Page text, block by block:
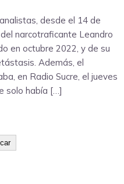
desde el 14 de
narcotraficante Leandro
en octubre 2022, y de su
Además, el
en Radio Sucre, el jueves
solo había […]